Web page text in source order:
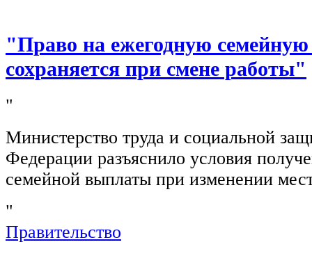
"Право на ежегодную
сохраняется при смене работы"
"
Министерство труда и социальной
Федерации разъяснило условия
семейной выплаты при изменении
"
Правительство